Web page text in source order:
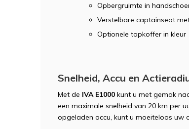
Opbergruimte in
Verstelbare captainseat
Optionele topkoffer in kleur
Snelheid, Accu en
Met de IVA E1000 kunt u met gemak
een maximale snelheid van 20 km per
opgeladen accu, kunt u moeiteloos uw